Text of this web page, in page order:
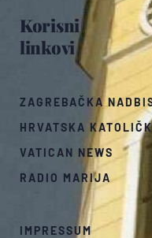
Korisni
linkovi
ZAGREBAČKA
HRVATSKA
VATICAN NEWS
RADIO MARIJA
IMPRESSUM